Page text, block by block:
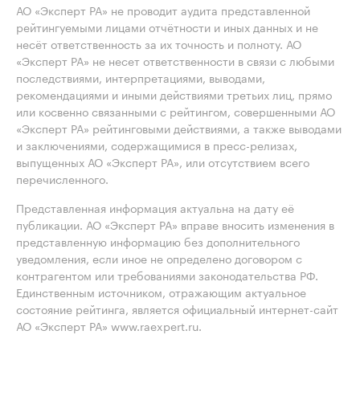
АО «Эксперт РА» не проводит аудита представленной
рейтингуемыми лицами отчётности и иных данных и не
несёт ответственность за их точность и полноту. АО
«Эксперт РА» не несет ответственности в связи с любыми
последствиями, интерпретациями, выводами,
рекомендациями и иными действиями третьих лиц, прямо
или косвенно связанными с рейтингом, совершенными АО
«Эксперт РА» рейтинговыми действиями, а также выводами
и заключениями, содержащимися в пресс-релизах,
выпущенных АО «Эксперт РА», или отсутствием всего
перечисленного.
Представленная информация актуальна на дату её
публикации. АО «Эксперт РА» вправе вносить изменения в
представленную информацию без дополнительного
уведомления, если иное не определено договором с
контрагентом или требованиями законодательства РФ.
Единственным источником, отражающим актуальное
состояние рейтинга, является официальный интернет-сайт
АО «Эксперт РА» www.raexpert.ru.